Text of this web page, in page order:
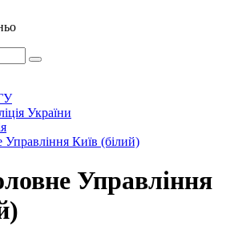
України
Київ (білий)
Управління